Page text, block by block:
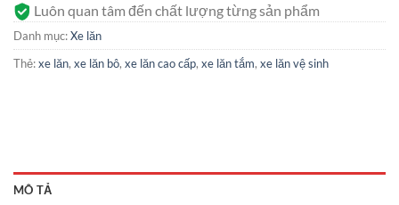
Luôn quan tâm đến chất lượng từng sản phẩm
Danh mục:Xe lăn
Thẻ:xe lăn, xe lăn bô, xe lăn cao cấp, xe lăn tắm, xe lăn vệ sinh
MÔ TẢ